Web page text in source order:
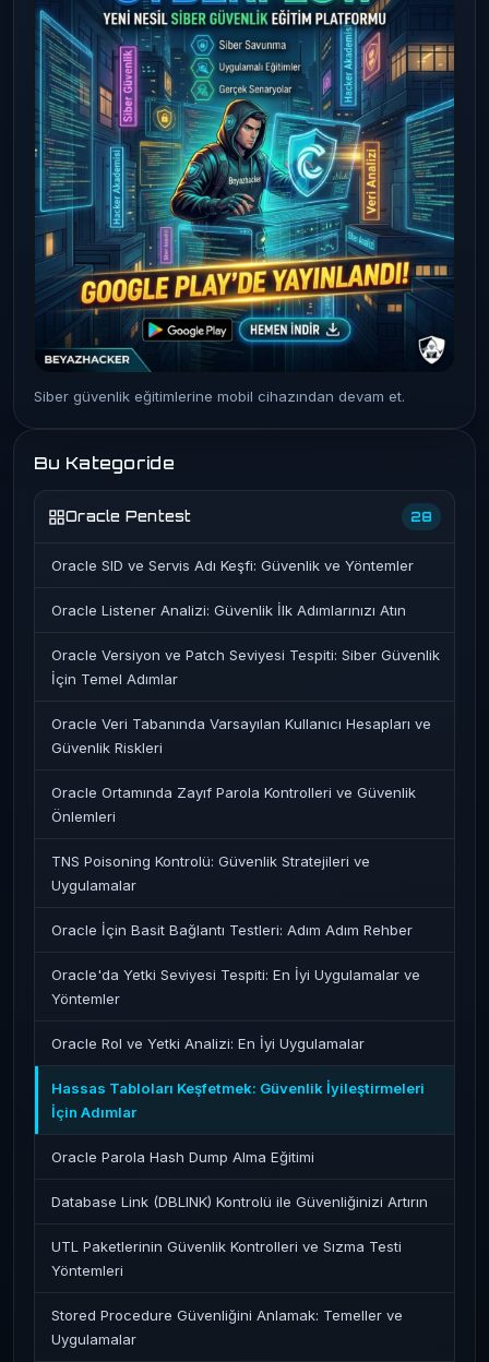
Siber güvenlik eğitimlerine mobil cihazından devam et.
Bu Kategoride
Oracle Pentest 28
Oracle SID ve Servis Adı Keşfi: Güvenlik ve Yöntemler
Oracle Listener Analizi: Güvenlik İlk Adımlarınızı Atın
Oracle Versiyon ve Patch Seviyesi Tespiti: Siber Güvenlik
İçin Temel Adımlar
Oracle Veri Tabanında Varsayılan Kullanıcı Hesapları ve
Güvenlik Riskleri
Oracle Ortamında Zayıf Parola Kontrolleri ve Güvenlik
Önlemleri
TNS Poisoning Kontrolü: Güvenlik Stratejileri ve
Uygulamalar
Oracle İçin Basit Bağlantı Testleri: Adım Adım Rehber
Oracle'da Yetki Seviyesi Tespiti: En İyi Uygulamalar ve
Yöntemler
Oracle Rol ve Yetki Analizi: En İyi Uygulamalar
Hassas Tabloları Keşfetmek: Güvenlik İyileştirmeleri
İçin Adımlar
Oracle Parola Hash Dump Alma Eğitimi
Database Link (DBLINK) Kontrolü ile Güvenliğinizi Artırın
UTL Paketlerinin Güvenlik Kontrolleri ve Sızma Testi
Yöntemleri
Stored Procedure Güvenliğini Anlamak: Temeller ve
Uygulamalar